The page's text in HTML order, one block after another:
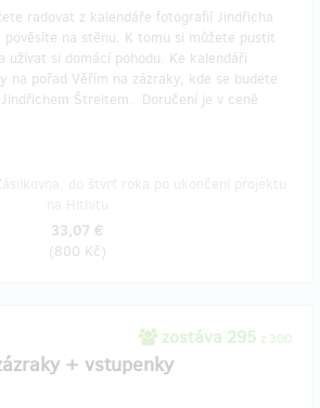
radovat z kalendáře fotografií Jindřicha
na stěnu. K tomu si můžete pustit
užívat si domácí pohodu. Ke kalendáři
na pořad Věřím na zázraky, kde se budete
Štreitem. Doručení je v ceně
33,07 €
(800 Kč)
zostáva 295 z 300
+ vstupenky